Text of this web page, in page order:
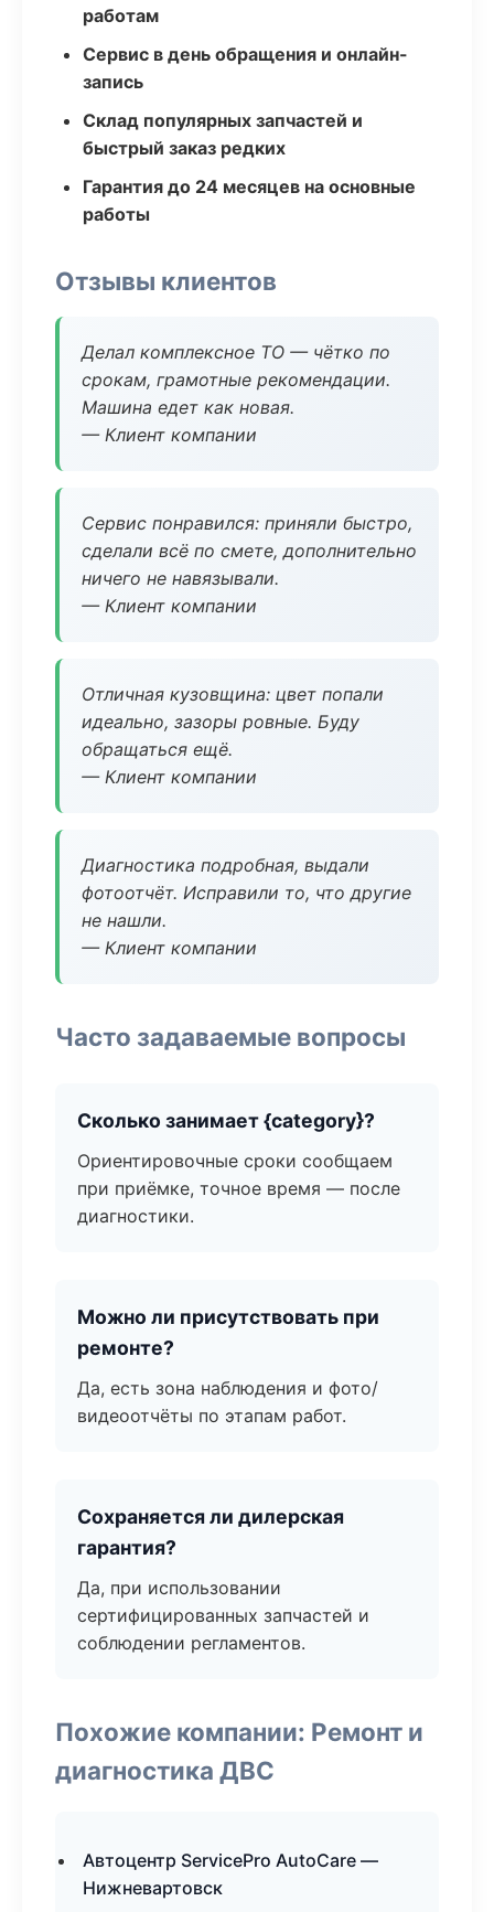
работам
Сервис в день обращения и онлайн-
запись
Склад популярных запчастей и
быстрый заказ редких
Гарантия до 24 месяцев на основные
работы
Отзывы клиентов
Делал комплексное ТО — чётко по
срокам, грамотные рекомендации.
Машина едет как новая.
— Клиент компании
Сервис понравился: приняли быстро,
сделали всё по смете, дополнительно
ничего не навязывали.
— Клиент компании
Отличная кузовщина: цвет попали
идеально, зазоры ровные. Буду
обращаться ещё.
— Клиент компании
Диагностика подробная, выдали
фотоотчёт. Исправили то, что другие
не нашли.
— Клиент компании
Часто задаваемые вопросы
Сколько занимает {category}?
Ориентировочные сроки сообщаем
при приёмке, точное время — после
диагностики.
Можно ли присутствовать при
ремонте?
Да, есть зона наблюдения и фото/
видеоотчёты по этапам работ.
Сохраняется ли дилерская
гарантия?
Да, при использовании
сертифицированных запчастей и
соблюдении регламентов.
Похожие компании: Ремонт и
диагностика ДВС
Автоцентр ServicePro AutoCare —
Нижневартовск